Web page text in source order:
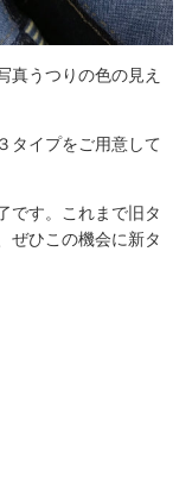
真うつりの色の見え
タイプをご用意して
です。これまで旧タ
ぜひこの機会に新タ